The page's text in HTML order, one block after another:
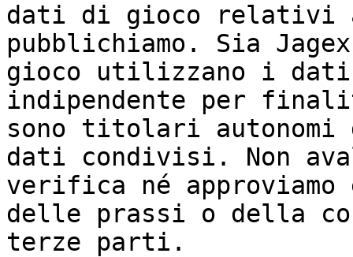
dati di gioco relativi
pubblichiamo. Sia
gioco utilizzano i dati
indipendente per
sono titolari
dati condivisi. Non
verifica né approviamo
delle prassi o della
terze parti.